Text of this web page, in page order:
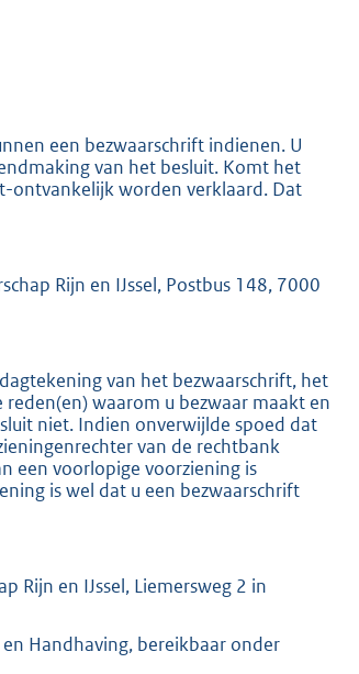
een bezwaarschrift indienen. U
van het besluit. Komt het
ontvankelijk worden verklaard. Dat
Rijn en IJssel, Postbus 148, 7000
van het bezwaarschrift, het
waarom u bezwaar maakt en
niet. Indien onverwijlde spoed dat
van de rechtbank
een voorlopige voorziening is
is wel dat u een bezwaarschrift
Rijn en IJssel, Liemersweg 2 in
Handhaving, bereikbaar onder